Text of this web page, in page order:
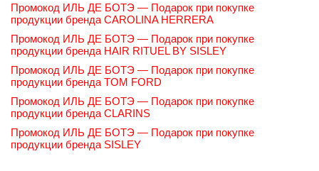
Промокод ИЛЬ ДЕ БОТЭ — Подарок при покупке
продукции бренда CAROLINA HERRERA
Промокод ИЛЬ ДЕ БОТЭ — Подарок при покупке
продукции бренда HAIR RITUEL BY SISLEY
Промокод ИЛЬ ДЕ БОТЭ — Подарок при покупке
продукции бренда TOM FORD
Промокод ИЛЬ ДЕ БОТЭ — Подарок при покупке
продукции бренда CLARINS
Промокод ИЛЬ ДЕ БОТЭ — Подарок при покупке
продукции бренда SISLEY